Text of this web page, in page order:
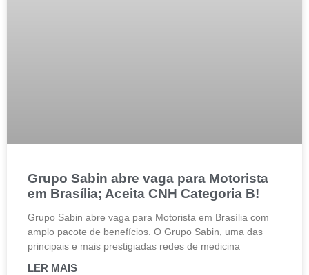
Grupo Sabin abre vaga para Motorista
em Brasília; Aceita CNH Categoria B!
Grupo Sabin abre vaga para Motorista em Brasília com
amplo pacote de benefícios. O Grupo Sabin, uma das
principais e mais prestigiadas redes de medicina
LER MAIS